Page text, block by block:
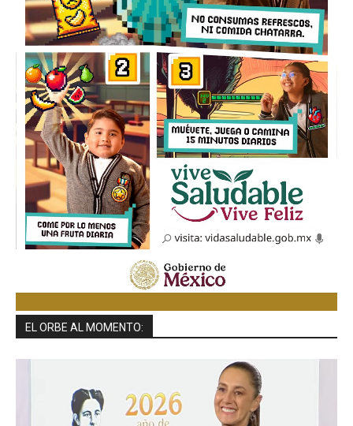
EL ORBE AL MOMENTO: